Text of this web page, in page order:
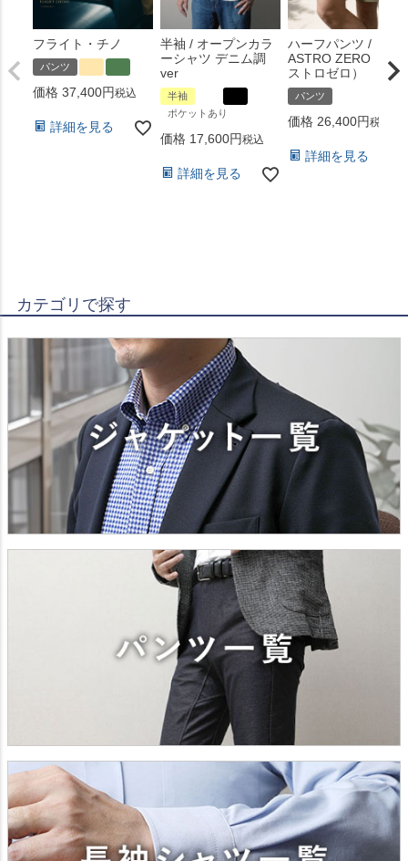
フライト・チノ
パンツ
価格 37,400 税込
詳細を見る
半袖 / オープンカラ
ーシャツ デニム調
ver
半袖
ポケットあり
価格 17,600 税込
詳細を見る
ハーフパンツ /
ASTRO ZERO （ア
ストロゼロ）
パンツ
価格 26,400 税込
詳細を見る
カテゴリで探す